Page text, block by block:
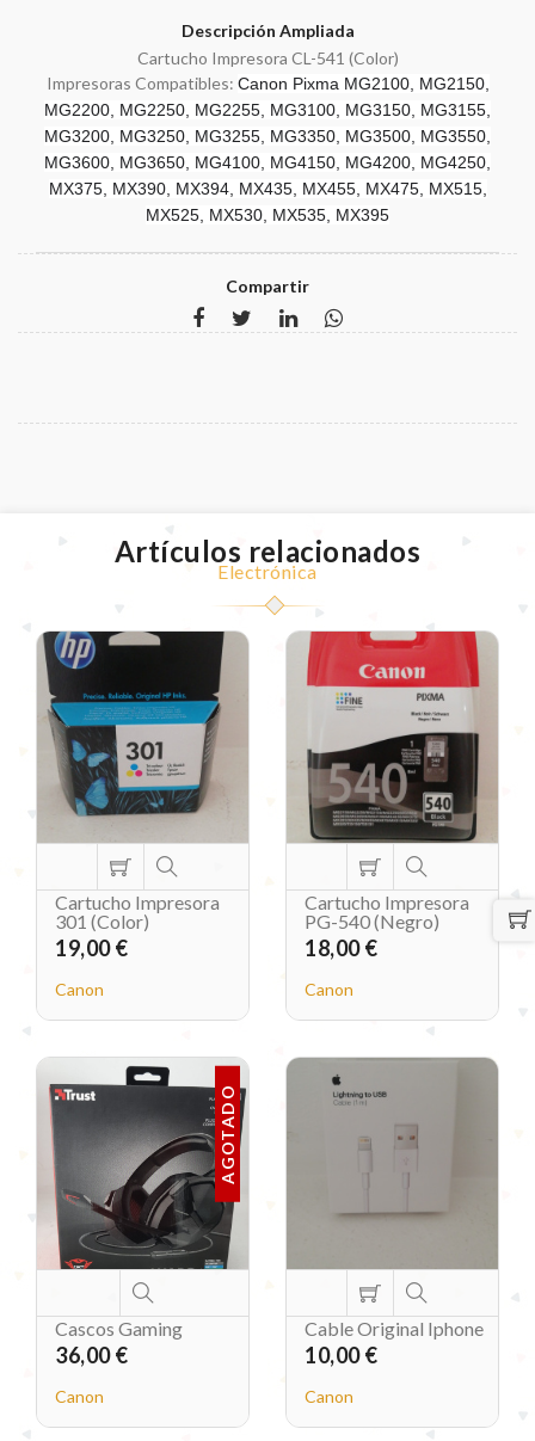
Descripción Ampliada
Cartucho Impresora CL-541 (Color)
Impresoras Compatibles: Canon Pixma MG2100, MG2150,
MG2200, MG2250, MG2255, MG3100, MG3150, MG3155,
MG3200, MG3250, MG3255, MG3350, MG3500, MG3550,
MG3600, MG3650, MG4100, MG4150, MG4200, MG4250,
MX375, MX390, MX394, MX435, MX455, MX475, MX515,
MX525, MX530, MX535, MX395
Compartir
Artículos relacionados
Electrónica
Cartucho Impresora
301 (Color)
19,00 €
Canon
Cartucho Impresora
PG-540 (Negro)
18,00 €
Canon
AGOTADO
Cascos Gaming
36,00 €
Canon
Cable Original Iphone
10,00 €
Canon